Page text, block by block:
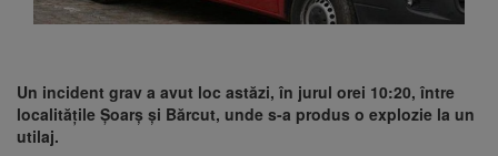
Un incident grav a avut loc astăzi, în jurul orei 10:20, între
localitățile Șoarș și Bărcut, unde s-a produs o explozie la un
utilaj.